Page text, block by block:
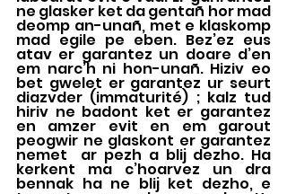
ne glasker ket da gentañ hor mad
deomp an-unañ, met e klaskomp
mad egile pe eben. Bez’ez eus
atav er garantez un doare d’en
em narc’h ni hon-unañ. Hiziv eo
bet gwelet er garantez ur seurt
diazvder (immaturité) ; kalz tud
hiriv ne badont ket er garantez
en amzer evit en em garout
peogwir ne glaskont er garantez
nemet  ar pezh a blij dezho. Ha
kerkent ma c’hoarvez un dra
bennak ha ne blij ket dezho, e